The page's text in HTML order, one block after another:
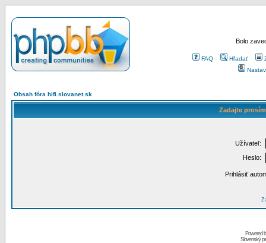
Bolo
FAQ Hľadať
Obsah fóra hifi.slovanet.sk
Zadajte
Užívateľ:
Heslo:
Prihlásiť
Powered
Slovenský